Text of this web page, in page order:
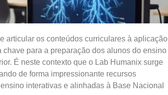
os conteúdos curriculares à aplicação
para a preparação dos alunos do ensino
É neste contexto que o Lab Humanix surge
de forma impressionante recursos
interativas e alinhadas à Base Nacional